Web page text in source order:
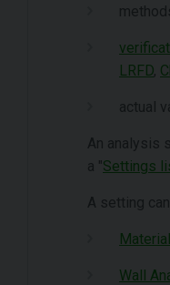
LRFD,
actual
An analysis
a "Settings
A setting
Wall